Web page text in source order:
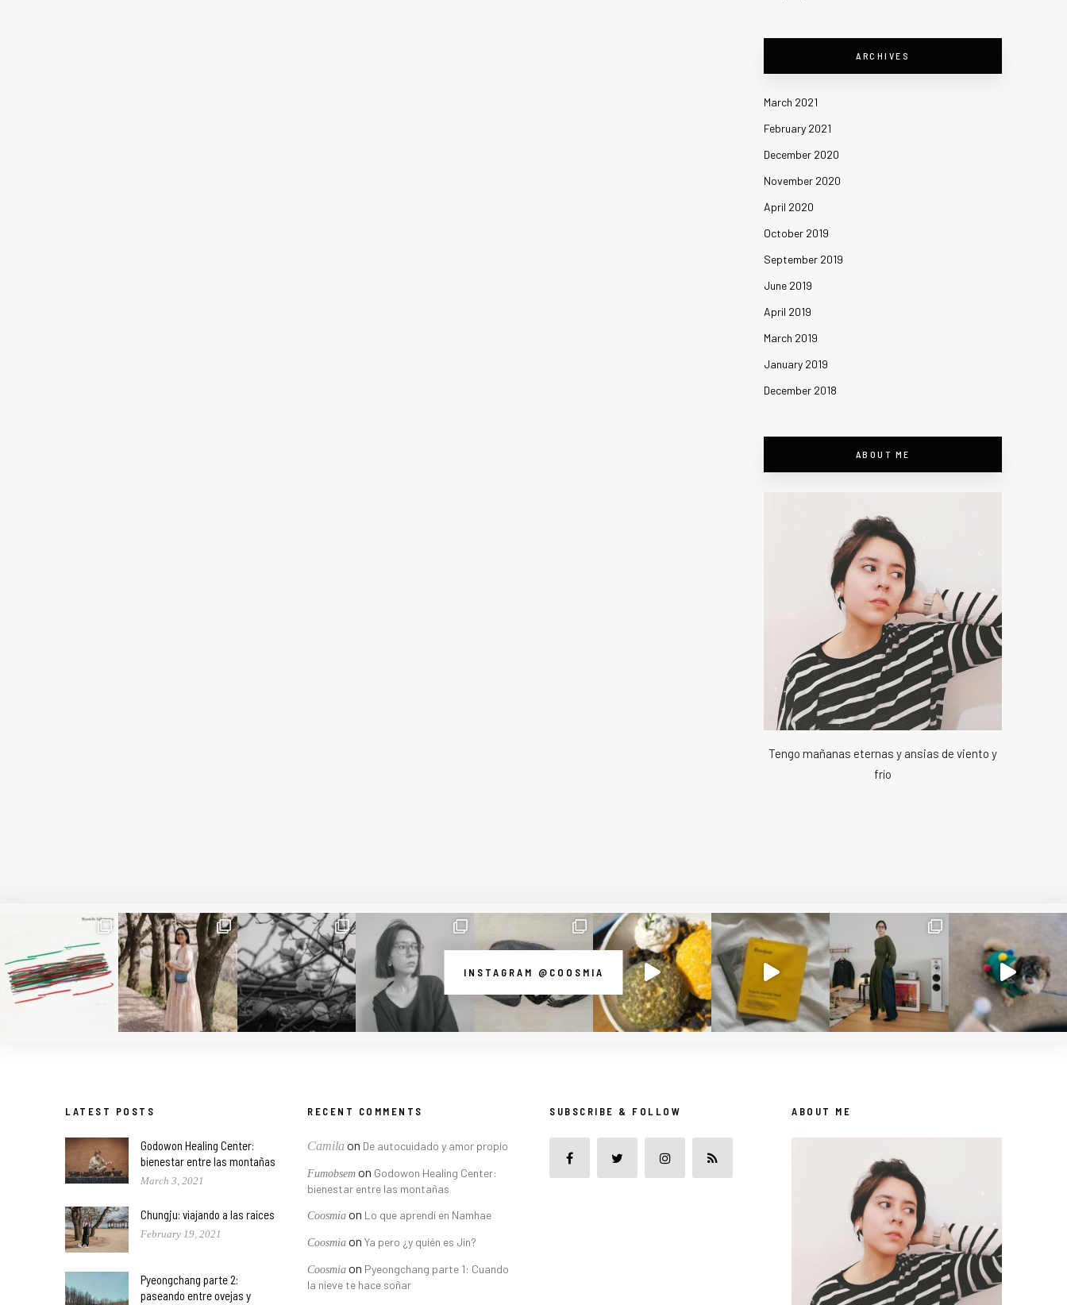
ARCHIVES
March 2021
February 2021
December 2020
November 2020
April 2020
October 2019
September 2019
June 2019
April 2019
March 2019
January 2019
December 2018
ABOUT ME
Tengo mañanas eternas y ansias de viento y
frío
INSTAGRAM @COOSMIA
LATEST POSTS
Godowon Healing Center:
bienestar entre las montañas
March 3, 2021
Chungju: viajando a las raíces
February 19, 2021
Pyeongchang parte 2:
paseando entre ovejas y
RECENT COMMENTS
Camilaon De autocuidado y amor propio
Fumobsem on Godowon Healing Center:
bienestar entre las montañas
Coosmia on Lo que aprendí en Namhae
Coosmia on Ya pero ¿y quién es Jin?
Coosmia on Pyeongchang parte 1: Cuando
la nieve te hace soñar
SUBSCRIBE & FOLLOW ABOUT ME